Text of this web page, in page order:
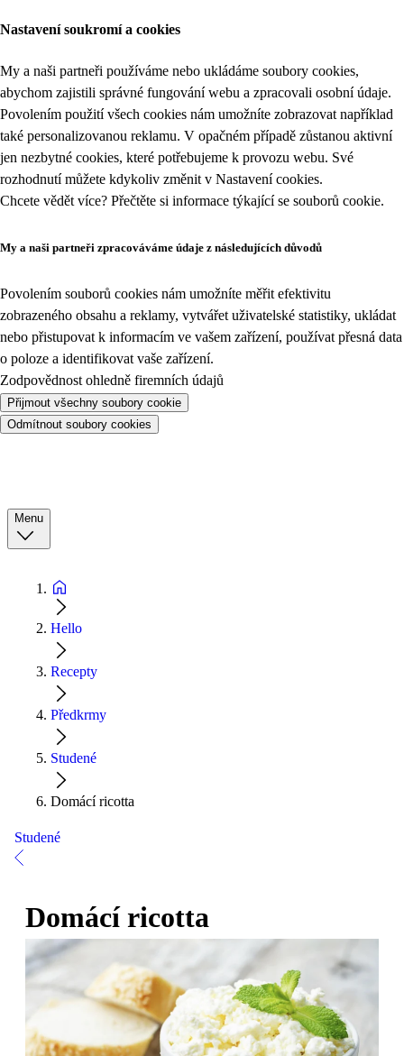
Nastavení soukromí a cookies
My a naši partneři používáme nebo ukládáme soubory cookies,
abychom zajistili správné fungování webu a zpracovali osobní údaje.
Povolením použití všech cookies nám umožníte zobrazovat například
také personalizovanou reklamu. V opačném případě zůstanou aktivní
jen nezbytné cookies, které potřebujeme k provozu webu. Své
rozhodnutí můžete kdykoliv změnit v Nastavení cookies.
Chcete vědět více? Přečtěte si informace týkající se souborů cookie.
My a naši partneři zpracováváme údaje z následujících důvodů
Povolením souborů cookies nám umožníte měřit efektivitu
zobrazeného obsahu a reklamy, vytvářet uživatelské statistiky, ukládat
nebo přistupovat k informacím ve vašem zařízení, používat přesná data
o poloze a identifikovat vaše zařízení.
Zodpovědnost ohledně firemních údajů
Přijmout všechny soubory cookie
Odmítnout soubory cookies
Menu
Hello
Recepty
Předkrmy
Studené
Domácí ricotta
Studené
Domácí ricotta